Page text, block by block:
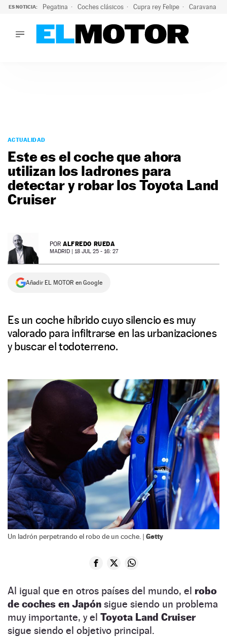
ES NOTICIA: Pegatina Coches clásicos Cupra rey Felipe Caravana
PODCAST
MOTOS
TECNOLOGÍA
SUPERCOCHES
MOTORTV
NEWSLETTER
ACTUALIDAD
Este es el coche que ahora
utilizan los ladrones para
detectar y robar los Toyota Land
Cruiser
POR ALFREDO RUEDA
MADRID | 18 JUL 25 - 16: 27
Añadir EL MOTOR en Google
Es un coche híbrido cuyo silencio es muy
valorado para infiltrarse en las urbanizaciones
y buscar el todoterreno.
Un ladrón perpetrando el robo de un coche. | Getty
Al igual que en otros países del mundo, el robo
de coches en Japón sigue siendo un problema
muy importante, y el Toyota Land Cruiser
sigue siendo el objetivo principal.